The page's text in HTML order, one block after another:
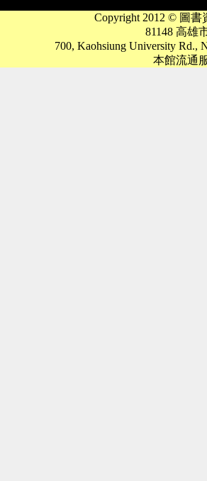
Copyright 2012 © 圖書
81148 高雄
700, Kaohsiung University Rd.,
本館流通